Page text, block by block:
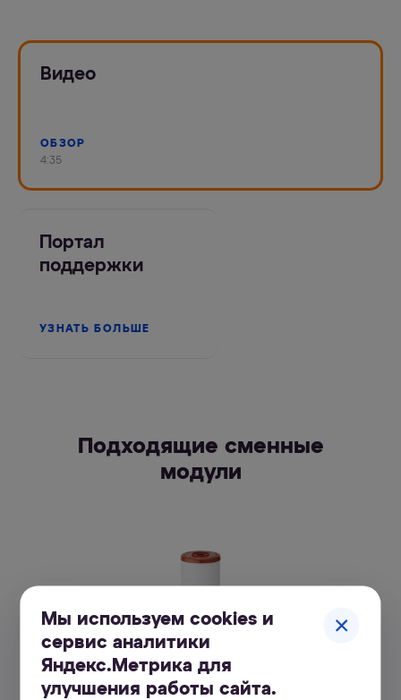
Видео
ОБЗОР
4:35
Портал
поддержки
УЗНАТЬ БОЛЬШЕ
Подходящие сменные
модули
Мы используем cookies и
сервис аналитики
Яндекс.Метрика для
улучшения работы сайта.